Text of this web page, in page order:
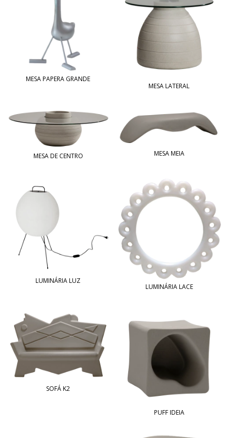
MESA PAPERA GRANDE
MESA LATERAL
MESA DE CENTRO MESA MEIA
LUMINÁRIA LUZ
LUMINÁRIA LACE
SOFÁ K2
PUFF IDEIA